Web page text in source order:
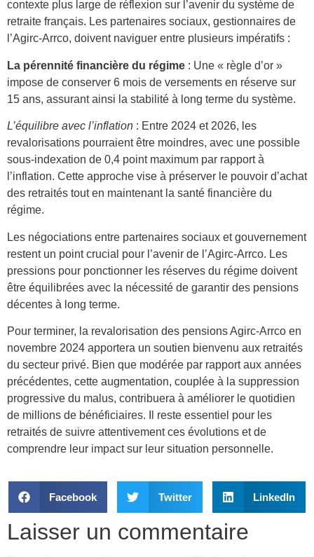
contexte plus large de réflexion sur l’avenir du système de
retraite français. Les partenaires sociaux, gestionnaires de
l’Agirc-Arrco, doivent naviguer entre plusieurs impératifs :
La pérennité financière du régime : Une « règle d’or »
impose de conserver 6 mois de versements en réserve sur
15 ans, assurant ainsi la stabilité à long terme du système.
L’équilibre avec l’inflation : Entre 2024 et 2026, les
revalorisations pourraient être moindres, avec une possible
sous-indexation de 0,4 point maximum par rapport à
l’inflation. Cette approche vise à préserver le pouvoir d’achat
des retraités tout en maintenant la santé financière du
régime.
Les négociations entre partenaires sociaux et gouvernement
restent un point crucial pour l’avenir de l’Agirc-Arrco. Les
pressions pour ponctionner les réserves du régime doivent
être équilibrées avec la nécessité de garantir des pensions
décentes à long terme.
Pour terminer, la revalorisation des pensions Agirc-Arrco en
novembre 2024 apportera un soutien bienvenu aux retraités
du secteur privé. Bien que modérée par rapport aux années
précédentes, cette augmentation, couplée à la suppression
progressive du malus, contribuera à améliorer le quotidien
de millions de bénéficiaires. Il reste essentiel pour les
retraités de suivre attentivement ces évolutions et de
comprendre leur impact sur leur situation personnelle.
Facebook Twitter LinkedIn
Laisser un commentaire